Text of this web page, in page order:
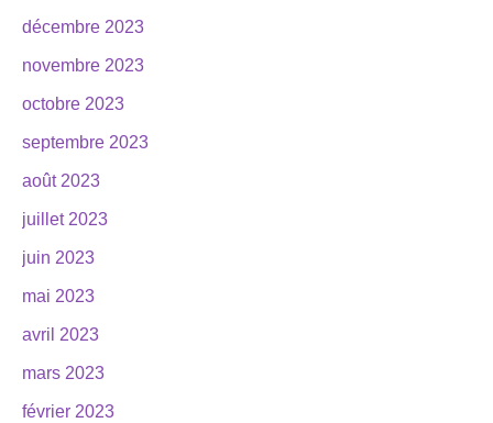
décembre 2023
novembre 2023
octobre 2023
septembre 2023
août 2023
juillet 2023
juin 2023
mai 2023
avril 2023
mars 2023
février 2023